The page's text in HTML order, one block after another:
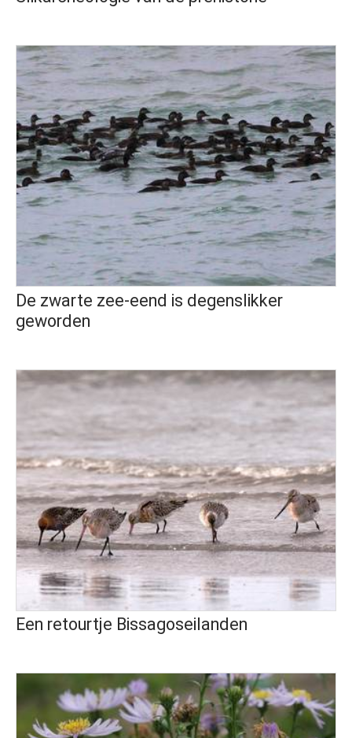
De zwarte zee-eend is degenslikker
geworden
Een retourtje Bissagoseilanden